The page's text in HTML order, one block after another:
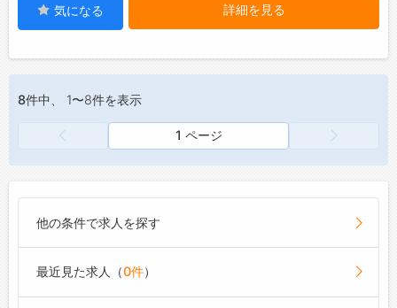
気になる 詳細を見る
8件中、 1〜8件を表示
1 ページ
他の条件で求人を探す
最近見た求人（0件）